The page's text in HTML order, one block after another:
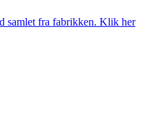
samlet fra fabrikken. Klik her